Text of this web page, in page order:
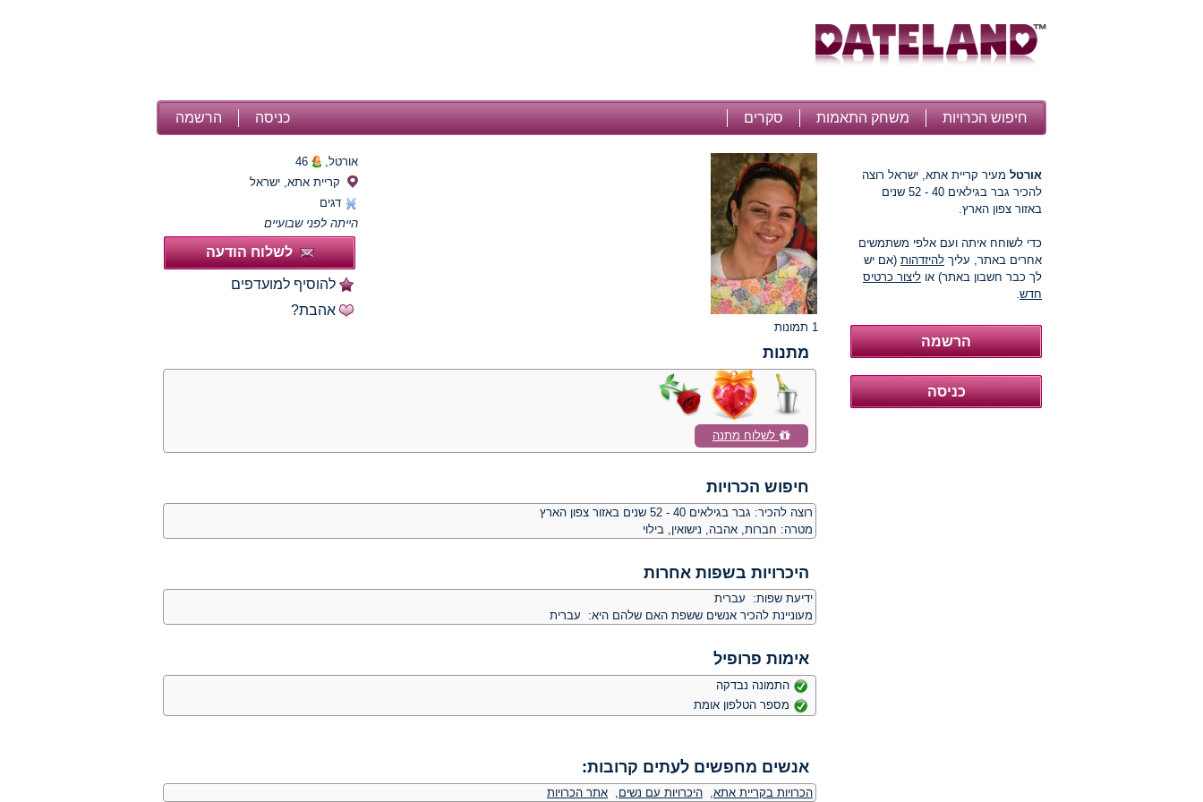
חיפוש הכרויות משחק התאמות סקרים הרשמה כניסה
אורטל מעיר קריית אתא, ישראל רוצה
להכיר גבר בגילאים 40 - 52 שנים
באזור צפון הארץ.
כדי לשוחח איתה ועם אלפי משתמשים
אחרים באתר, עליך להיזדהות (אם יש
לך כבר חשבון באתר) או ליצור כרטיס
חדש.
1 תמונות
אורטל,
46
קריית אתא, ישראל
דגים
הייתה לפני שבועיים
לשלוח הודעה
להוסיף למועדפים
אהבת?
מתנות
לשלוח מתנה
חיפוש הכרויות
רוצה להכיר: גבר בגילאים 40 - 52 שנים באזור צפון הארץ
מטרה: חברות, אהבה, נישואין, בילוי
היכרויות בשפות אחרות
ידיעת שפות: עברית
מעוניינת להכיר אנשים ששפת האם שלהם היא: עברית
אימות פרופיל
התמונה נבדקה
מספר הטלפון אומת
אנשים מחפשים לעתים קרובות:
הכרויות בקריית אתא, היכרויות עם נשים, אתר הכרויות